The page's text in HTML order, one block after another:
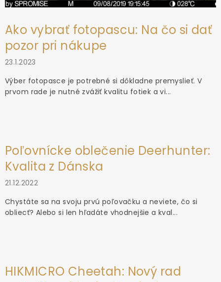
Ako vybrať fotopascu: Na čo si dať
pozor pri nákupe
23.1.2023
Výber fotopasce je potrebné si dôkladne premyslieť. V
prvom rade je nutné zvážiť kvalitu fotiek a vi...
Poľovnícke oblečenie Deerhunter:
Kvalita z Dánska
21.12.2022
Chystáte sa na svoju prvú poľovačku a neviete, čo si
obliecť? Alebo si len hľadáte vhodnejšie a kval...
HIKMICRO Cheetah: Nový rad